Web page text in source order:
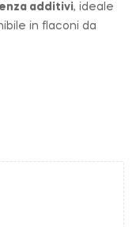
additivi, ideale
in flaconi da